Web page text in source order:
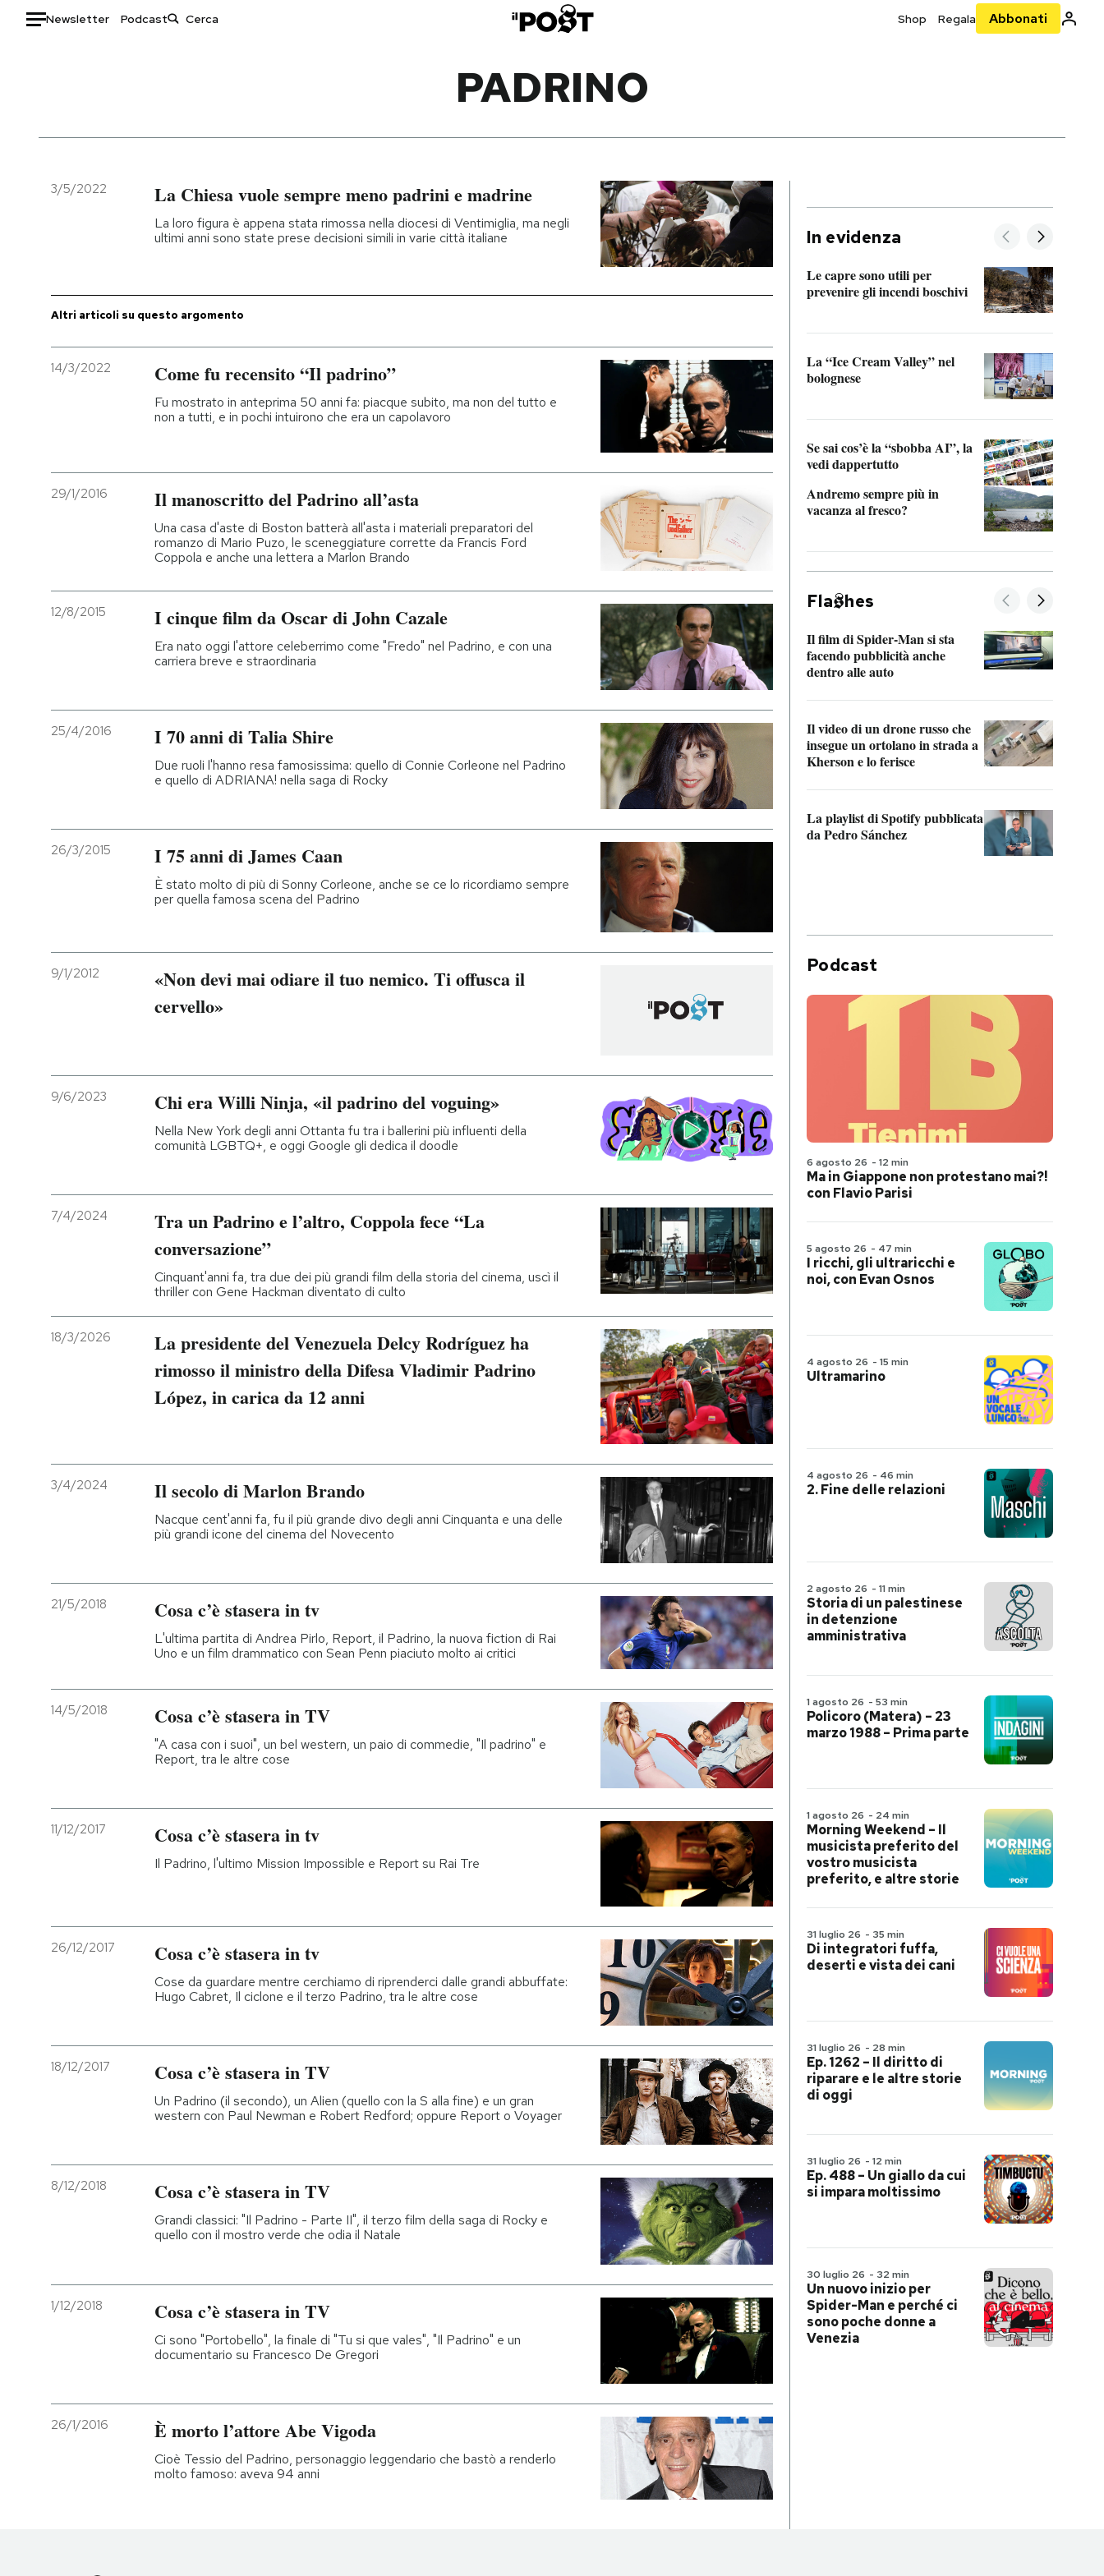
Newsletter Podcast Shop Regala Abbonati
Italia
Politica
Moda
Ok Boomer!
I MIEI PREFERITI
CALENDARIO
AREA PERSONALE
PADRINO
3/5/2022 La Chiesa vuole sempre meno padrini e madrine
La loro figura è appena stata rimossa nella diocesi di Ventimiglia, ma negli
ultimi anni sono state prese decisioni simili in varie città italiane
Altri articoli su questo argomento
14/3/2022 Come fu recensito “Il padrino”
Fu mostrato in anteprima 50 anni fa: piacque subito, ma non del tutto e
non a tutti, e in pochi intuirono che era un capolavoro
29/1/2016 Il manoscritto del Padrino all’asta
Una casa d'aste di Boston batterà all'asta i materiali preparatori del
romanzo di Mario Puzo, le sceneggiature corrette da Francis Ford
Coppola e anche una lettera a Marlon Brando
12/8/2015 I cinque film da Oscar di John Cazale
Era nato oggi l'attore celeberrimo come "Fredo" nel Padrino, e con una
carriera breve e straordinaria
25/4/2016 I 70 anni di Talia Shire
Due ruoli l'hanno resa famosissima: quello di Connie Corleone nel Padrino
e quello di ADRIANA! nella saga di Rocky
26/3/2015 I 75 anni di James Caan
È stato molto di più di Sonny Corleone, anche se ce lo ricordiamo sempre
per quella famosa scena del Padrino
9/1/2012
«Non devi mai odiare il tuo nemico. Ti offusca il
cervello»
9/6/2023 Chi era Willi Ninja, «il padrino del voguing»
Nella New York degli anni Ottanta fu tra i ballerini più influenti della
comunità LGBTQ+, e oggi Google gli dedica il doodle
7/4/2024
Tra un Padrino e l’altro, Coppola fece “La
conversazione”
Cinquant'anni fa, tra due dei più grandi film della storia del cinema, uscì il
thriller con Gene Hackman diventato di culto
18/3/2026
La presidente del Venezuela Delcy Rodríguez ha
rimosso il ministro della Difesa Vladimir Padrino
López, in carica da 12 anni
3/4/2024 Il secolo di Marlon Brando
Nacque cent'anni fa, fu il più grande divo degli anni Cinquanta e una delle
più grandi icone del cinema del Novecento
21/5/2018 Cosa c’è stasera in tv
L'ultima partita di Andrea Pirlo, Report, il Padrino, la nuova fiction di Rai
Uno e un film drammatico con Sean Penn piaciuto molto ai critici
14/5/2018 Cosa c’è stasera in TV
"A casa con i suoi", un bel western, un paio di commedie, "Il padrino" e
Report, tra le altre cose
11/12/2017 Cosa c’è stasera in tv
Il Padrino, l'ultimo Mission Impossible e Report su Rai Tre
26/12/2017 Cosa c’è stasera in tv
Cose da guardare mentre cerchiamo di riprenderci dalle grandi abbuffate:
Hugo Cabret, Il ciclone e il terzo Padrino, tra le altre cose
18/12/2017 Cosa c’è stasera in TV
Un Padrino (il secondo), un Alien (quello con la S alla fine) e un gran
western con Paul Newman e Robert Redford; oppure Report o Voyager
8/12/2018 Cosa c’è stasera in TV
Grandi classici: "Il Padrino - Parte II", il terzo film della saga di Rocky e
quello con il mostro verde che odia il Natale
1/12/2018 Cosa c’è stasera in TV
Ci sono "Portobello", la finale di "Tu si que vales", "Il Padrino" e un
documentario su Francesco De Gregori
26/1/2016 È morto l’attore Abe Vigoda
Cioè Tessio del Padrino, personaggio leggendario che bastò a renderlo
molto famoso: aveva 94 anni
In evidenza
Le capre sono utili per
prevenire gli incendi boschivi
La “Ice Cream Valley” nel
bolognese
Se sai cos’è la “sbobba AI”, la
vedi dappertutto
Andremo sempre più in
vacanza al fresco?
Fla hes
Il film di Spider-Man si sta
facendo pubblicità anche
dentro alle auto
Il video di un drone russo che
insegue un ortolano in strada a
Kherson e lo ferisce
La playlist di Spotify pubblicata
da Pedro Sánchez
Podcast
6 agosto 26 - 12 min
Ma in Giappone non protestano mai?!
con Flavio Parisi
5 agosto 26 - 47 min
I ricchi, gli ultraricchi e
noi, con Evan Osnos
4 agosto 26 - 15 min
Ultramarino
4 agosto 26 - 46 min
2. Fine delle relazioni
2 agosto 26 - 11 min
Storia di un palestinese
in detenzione
amministrativa
1 agosto 26 - 53 min
Policoro (Matera) – 23
marzo 1988 – Prima parte
1 agosto 26 - 24 min
Morning Weekend – Il
musicista preferito del
vostro musicista
preferito, e altre storie
31 luglio 26 - 35 min
Di integratori fuffa,
deserti e vista dei cani
31 luglio 26 - 28 min
Ep. 1262 – Il diritto di
riparare e le altre storie
di oggi
31 luglio 26 - 12 min
Ep. 488 – Un giallo da cui
si impara moltissimo
30 luglio 26 - 32 min
Un nuovo inizio per
Spider-Man e perché ci
sono poche donne a
Venezia